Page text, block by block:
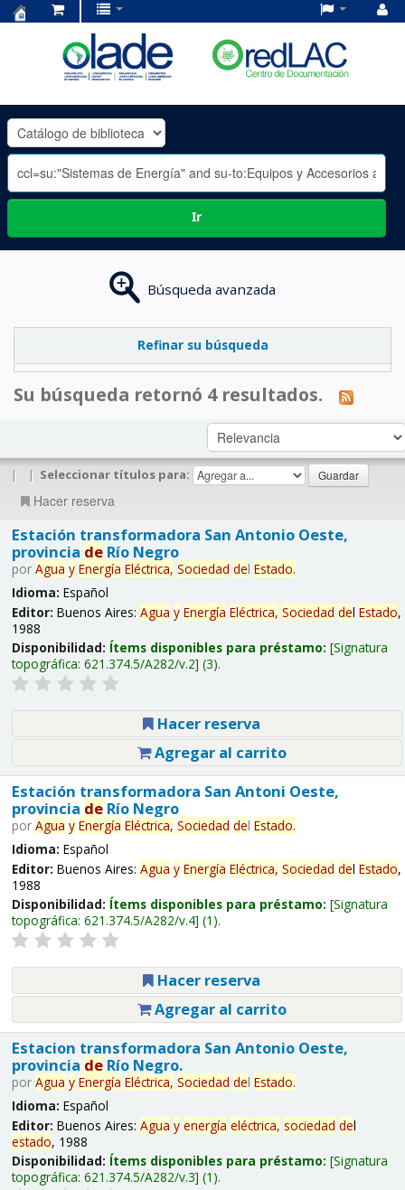
OLADE
-
Ir
Búsqueda avanzada
Refinar su búsqueda
Su búsqueda retornó 4 resultados.
| | Seleccionar títulos para:
Hacer reserva
Estación transformadora San Antonio Oeste,
provincia deRío Negro
por Agua y Energía Eléctrica, Sociedad del Estado.
Idioma: Español
Editor: Buenos Aires: Agua y Energía Eléctrica, Sociedad del Estado,
1988
Disponibilidad: Ítems disponibles para préstamo: Signatura
topográfica: 621.374.5/A282/v.2 (3).
Hacer reserva
Agregar al carrito
Estación transformadora San Antoni Oeste,
provincia deRío Negro
por Agua y Energía Eléctrica, Sociedad del Estado.
Idioma: Español
Editor: Buenos Aires: Agua y Energía Eléctrica, Sociedad del Estado,
1988
Disponibilidad: Ítems disponibles para préstamo: Signatura
topográfica: 621.374.5/A282/v.4 (1).
Hacer reserva
Agregar al carrito
Estacion transformadora San Antonio Oeste,
provincia deRío Negro.
por Agua y Energía Eléctrica, Sociedad del Estado.
Idioma: Español
Editor: Buenos Aires: Agua y energía eléctrica, sociedad del
estado, 1988
Disponibilidad: Ítems disponibles para préstamo: Signatura
topográfica: 621.374.5/A282/v.3 (1).